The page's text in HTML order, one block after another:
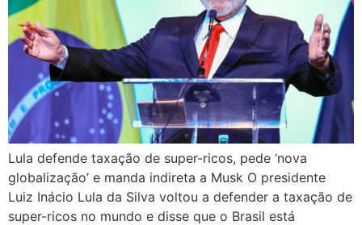
Lula defende taxação de super-ricos, pede ‘nova
globalização’ e manda indireta a Musk O presidente
Luiz Inácio Lula da Silva voltou a defender a taxação de
super-ricos no mundo e disse que o Brasil está